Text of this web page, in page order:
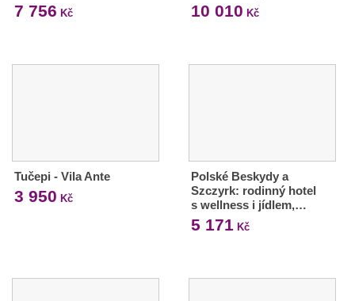
7 756 Kč 10 010 Kč
Tučepi - Vila Ante
3 950 Kč
Polské Beskydy a
Szczyrk: rodinný hotel
s wellness i jídlem,…
5 171 Kč